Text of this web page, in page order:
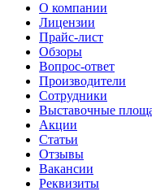
О компании
Лицензии
Прайс-лист
Обзоры
Вопрос-ответ
Производители
Сотрудники
Выставочные
Акции
Статьи
Отзывы
Вакансии
Реквизиты